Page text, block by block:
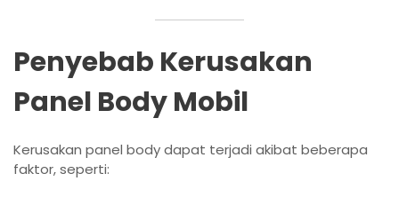
Penyebab Kerusakan
Panel Body Mobil
Kerusakan panel body dapat terjadi akibat beberapa
faktor, seperti: